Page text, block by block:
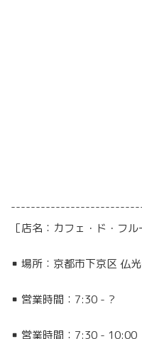
［店名：カフェ・ド・フル
▪︎ 場所：京都市下京区 仏
▪︎ 営業時間：7:30 - ?
▪︎ 営業時間：7:30 - 10:00